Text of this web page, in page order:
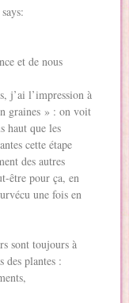
says:
et de nous
j’ai l’impression à
graines » : on voit
haut que les
cette étape
des autres
être pour ça, en
une fois en
sont toujours à
des plantes :